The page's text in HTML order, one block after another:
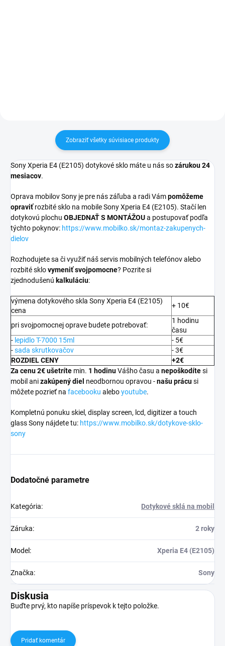
Zobraziť všetky súvisiace produkty
Sony Xperia E4 (E2105) dotykové sklo máte u nás sozárukou 24
mesiacov.
Oprava mobilov Sony je pre nás záľuba a radi Vámpomôžeme
opraviť rozbité sklo na mobile Sony Xperia E4 (E2105). Stačí len
dotykovú plochu OBJEDNAŤ S MONTÁŽOUa postupovať podľa
týchto pokynov: https://www.mobilko.sk/montaz-zakupenych-
dielov
Rozhodujete sa či využiť náš servis mobilných telefónov alebo
rozbité sklovymeniť svojpomocne? Pozrite si
zjednodušenú kalkuláciu:
výmena dotykového skla Sony Xperia E4 (E2105)
cena
+ 10€
pri svojpomocnej oprave budete potrebovať:
1 hodinu
času
- lepidlo T-7000 15ml
- 5€
-sada skrutkovačov
- 3€
ROZDIEL CENY
+2€
Za cenu 2€ ušetríte min. 1 hodinuVášho času a nepoškodítesi
mobil anizakúpený diel neodbornou opravou -našu prácusi
môžete pozrieť na facebooku aleboyoutube.
Kompletnú ponuku skiel, display screen, lcd, digitizer a touch
glass Sony nájdete tu: https://www.mobilko.sk/dotykove-sklo-
sony
Dodatočné parametre
Kategória: Dotykové sklá na mobil
Záruka: 2 roky
Model : Xperia E4 (E2105)
Značka: Sony
Diskusia
Buďte prvý, kto napíše príspevok k tejto položke.
Pridať komentár